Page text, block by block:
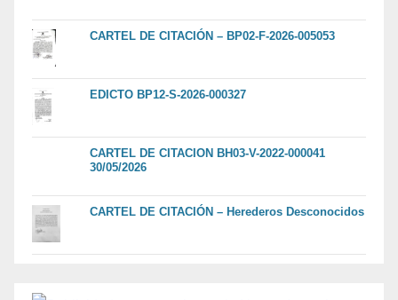
CARTEL DE CITACIÓN – BP02-F-2026-005053
EDICTO BP12-S-2026-000327
CARTEL DE CITACION BH03-V-2022-000041
30/05/2026
CARTEL DE CITACIÓN – Herederos Desconocidos